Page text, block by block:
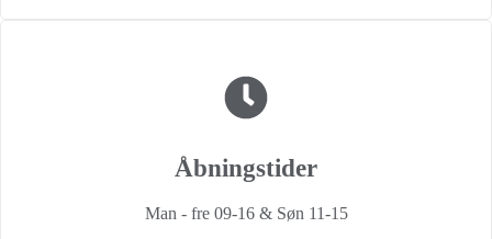
Åbningstider
Man - fre 09-16 & Søn 11-15